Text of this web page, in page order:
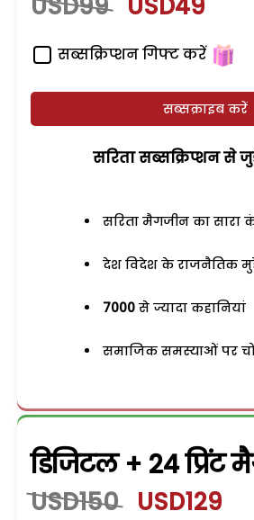
सब्सक्रिप्शन गिफ्ट करें
सब्सक्राइब करें
सरिता सब्सक्रिप्शन से
सरिता मैगजीन का सारा
देश विदेश के राजनैतिक
7000 से ज्यादा कहानियां
समाजिक समस्याओं पर
डिजिटल + 24 प्रिंट
USD150 USD129